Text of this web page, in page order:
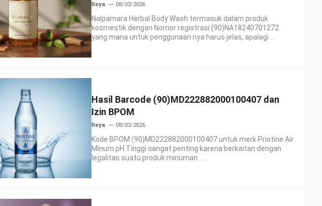
Reya 08/03/2026
Nalpamara Herbal Body Wash termasuk dalam produk
kosmestik dengan Nomor registrasi (90)NA18240701272
yang mana untuk penggunaan nya harus jelas, apalagi ...
Hasil Barcode (90)MD222882000100407 dan
Izin BPOM
Reya 08/03/2026
Kode BPOM (90)MD222882000100407 untuk merk Pristine Air
Minum pH Tinggi sangat penting karena berkaitan dengan
legalitas suatu produk minuman . ...